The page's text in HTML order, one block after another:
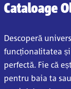
Cataloage
Descoperă
funcționalitatea
perfectă. Fie că
pentru baia ta